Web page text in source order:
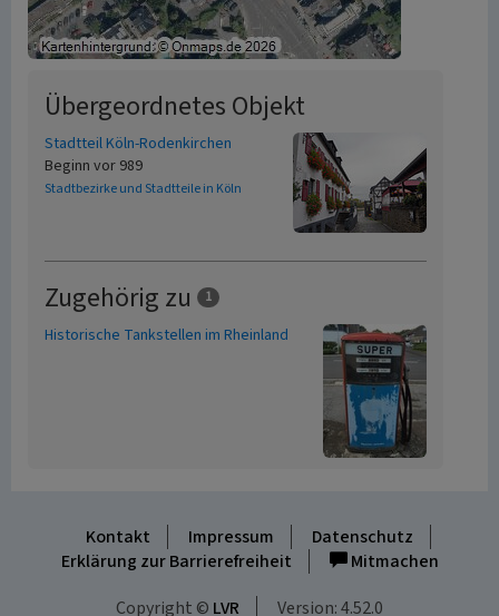
Übergeordnetes Objekt
Stadtteil Köln-Rodenkirchen
Beginn vor 989
Stadtbezirke und Stadtteile in Köln
Zugehörig zu 1
Historische Tankstellen im Rheinland
Kontakt Impressum
Datenschutz
Erklärung zur Barrierefreiheit
Mitmachen
Copyright © LVR Version: 4.52.0